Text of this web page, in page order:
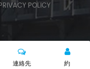
POLICY
約
連絡先